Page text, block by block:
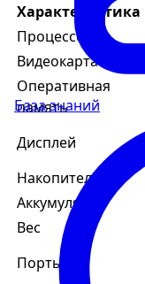
База знаний
Характеристика
Процессор
Видеокарта
Оперативная
память
Дисплей
Накопитель
Аккумулятор
Вес
Порты